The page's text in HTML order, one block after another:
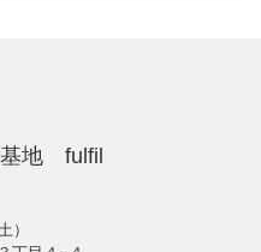
基地 fulfil
）